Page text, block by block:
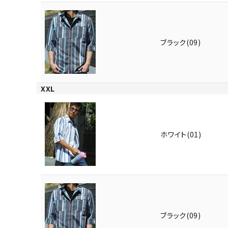
キーワードから探す
カテゴリ
ブラック(09)
XXL
ホワイト(01)
ブラック(09)